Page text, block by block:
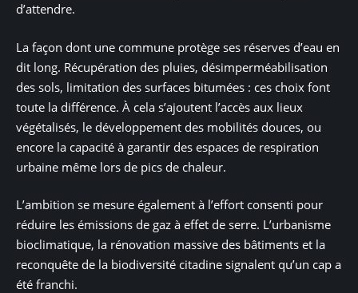
d’attendre.
La façon dont une commune protège ses réserves d’eau en
dit long. Récupération des pluies, désimperméabilisation
des sols, limitation des surfaces bitumées : ces choix font
toute la différence. À cela s’ajoutent l’accès aux lieux
végétalisés, le développement des mobilités douces, ou
encore la capacité à garantir des espaces de respiration
urbaine même lors de pics de chaleur.
L’ambition se mesure également à l’effort consenti pour
réduire les émissions de gaz à effet de serre. L’urbanisme
bioclimatique, la rénovation massive des bâtiments et la
reconquête de la biodiversité citadine signalent qu’un cap a
été franchi.